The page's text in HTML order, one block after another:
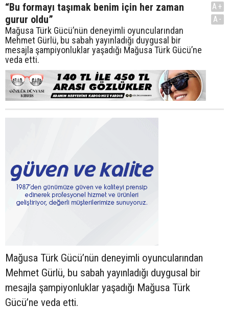
“Bu formayı taşımak benim için her zaman
gurur oldu”
Mağusa Türk Gücü’nün deneyimli oyuncularından
Mehmet Gürlü, bu sabah yayınladığı duygusal bir
mesajla şampiyonluklar yaşadığı Mağusa Türk Gücü’ne
veda etti.
A+
A-
Mağusa Türk Gücü’nün deneyimli oyuncularından
Mehmet Gürlü, bu sabah yayınladığı duygusal bir
mesajla şampiyonluklar yaşadığı Mağusa Türk
Gücü’ne veda etti.